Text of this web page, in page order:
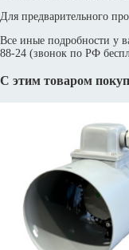
Для предварительного
Все иные подробности у
88-24 (звонок по РФ
С этим товаром